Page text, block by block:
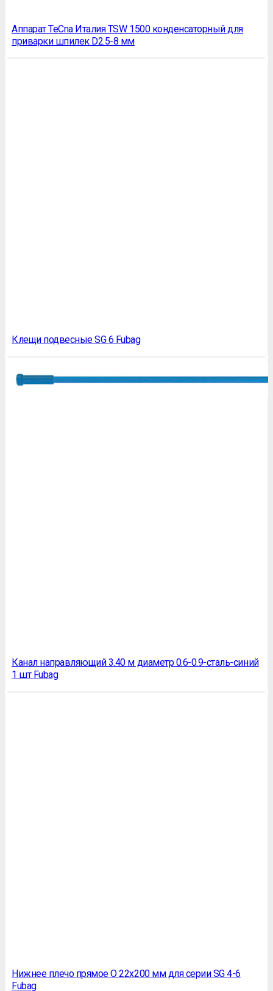
Аппарат TeСna Италия TSW 1500 конденсаторный для
приварки шпилек D2.5-8 мм
Клещи подвесные SG 6 Fubag
Канал направляющий 3.40 м диаметр 0.6-0.9-сталь-синий
1 шт Fubag
Нижнее плечо прямое O 22х200 мм для серии SG 4-6
Fubag